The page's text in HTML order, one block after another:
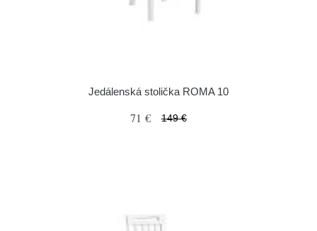
Jedálenská stolička ROMA 10
71 € 149 €